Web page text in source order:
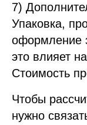
7)
Упаковка,
оформление
это влияет
Стоимость
Чтобы
нужно